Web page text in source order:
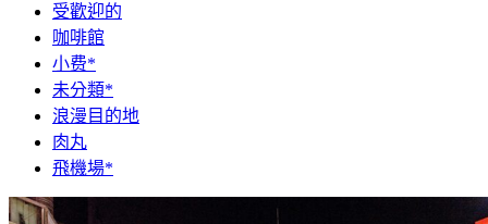
受歡迎的
咖啡館
小费*
未分類*
浪漫目的地
肉丸
飛機場*